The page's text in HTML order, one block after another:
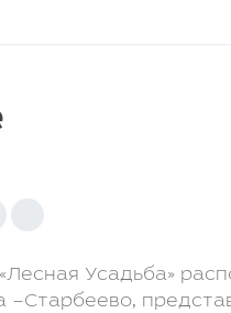
Усадьба»
–Старбеево,